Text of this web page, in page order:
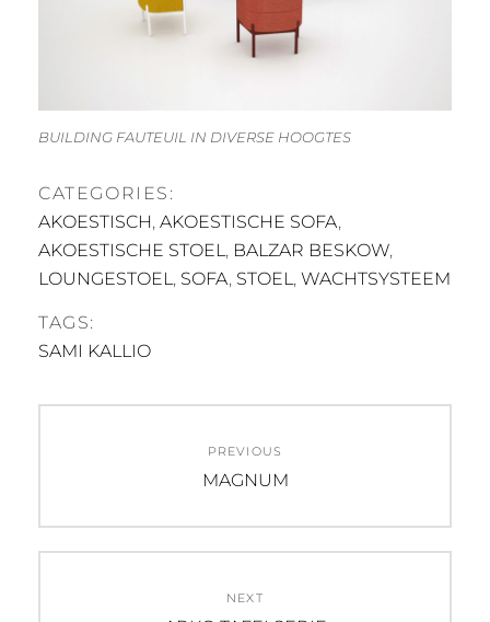
BUILDING FAUTEUIL IN DIVERSE HOOGTES
CATEGORIES:
AKOESTISCH, AKOESTISCHE SOFA,
AKOESTISCHE STOEL, BALZAR BESKOW,
LOUNGESTOEL, SOFA, STOEL, WACHTSYSTEEM
TAGS:
SAMI KALLIO
PREVIOUS
Previous
MAGNUM
NEXT